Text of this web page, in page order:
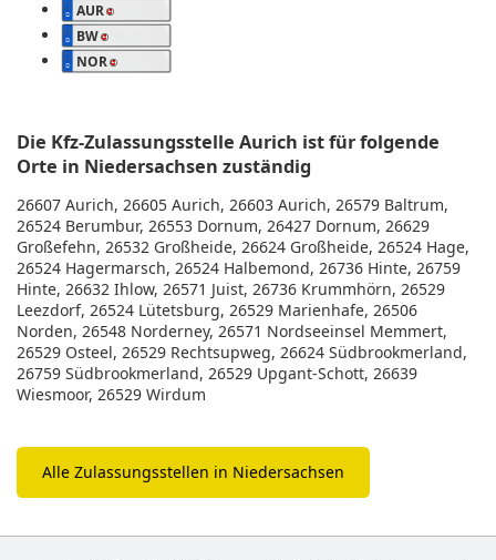
AUR
BW
NOR
Die Kfz-Zulassungsstelle Aurich ist für folgende
Orte in Niedersachsen zuständig
26607 Aurich, 26605 Aurich, 26603 Aurich, 26579 Baltrum,
26524 Berumbur, 26553 Dornum, 26427 Dornum, 26629
Großefehn, 26532 Großheide, 26624 Großheide, 26524 Hage,
26524 Hagermarsch, 26524 Halbemond, 26736 Hinte, 26759
Hinte, 26632 Ihlow, 26571 Juist, 26736 Krummhörn, 26529
Leezdorf, 26524 Lütetsburg, 26529 Marienhafe, 26506
Norden, 26548 Norderney, 26571 Nordseeinsel Memmert,
26529 Osteel, 26529 Rechtsupweg, 26624 Südbrookmerland,
26759 Südbrookmerland, 26529 Upgant-Schott, 26639
Wiesmoor, 26529 Wirdum
Alle Zulassungsstellen in Niedersachsen